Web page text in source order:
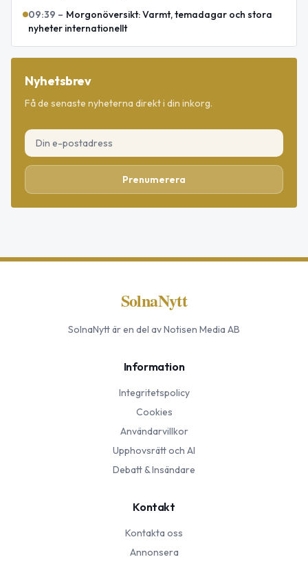
09:39 – Morgonöversikt: Varmt, temadagar och stora
nyheter internationellt
Nyhetsbrev
Få de senaste nyheterna direkt i din inkorg.
Prenumerera
SolnaNytt
SolnaNyttär en del av Notisen Media AB
Information
Integritetspolicy
Cookies
Användarvillkor
Upphovsrätt och AI
Debatt & Insändare
Kontakt
Kontakta oss
Annonsera